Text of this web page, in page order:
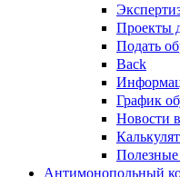
Проекты
Подать
Back
График
Новости в
Антимонопольный